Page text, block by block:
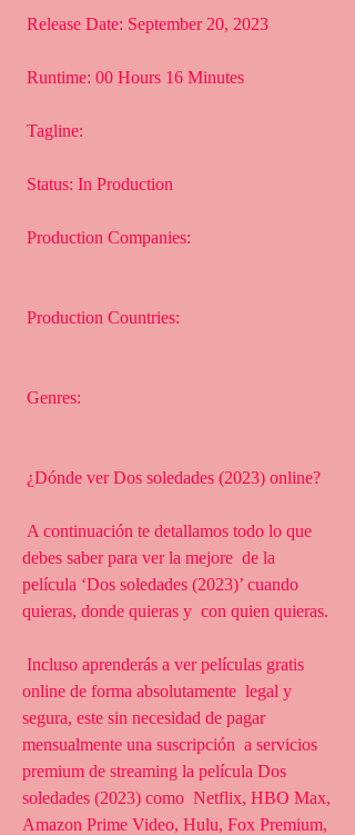
Release Date: September 20, 2023
Runtime: 00 Hours 16 Minutes
Tagline:
Status: In Production
Production Companies:
Production Countries:
Genres:
¿Dónde ver Dos soledades (2023) online?
debes saber para ver la mejore  de la
película ‘Dos soledades (2023)’ cuando
quieras, donde quieras y  con quien quieras.
online de forma absolutamente  legal y
segura, este sin necesidad de pagar
mensualmente una suscripción  a servicios
premium de streaming la película Dos
soledades (2023) como  Netflix, HBO Max,
Amazon Prime Video, Hulu, Fox Premium,